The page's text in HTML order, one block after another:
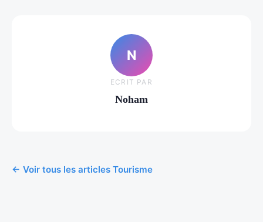
N
ECRIT PAR
Noham
← Voir tous les articles Tourisme